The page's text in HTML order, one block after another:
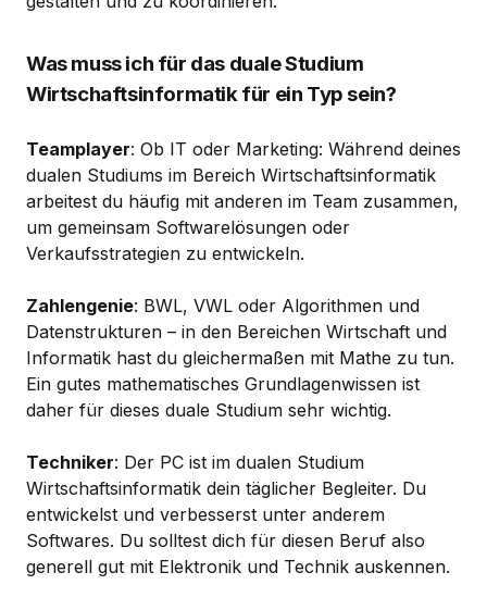
Was muss ich für das duale Studium
Wirtschaftsinformatik für ein Typ sein?
Teamplayer: Ob IT oder Marketing: Während deines
dualen Studiums im Bereich Wirtschaftsinformatik
arbeitest du häufig mit anderen im Team zusammen,
um gemeinsam Softwarelösungen oder
Verkaufsstrategien zu entwickeln.
Zahlengenie: BWL, VWL oder Algorithmen und
Datenstrukturen – in den Bereichen Wirtschaft und
Informatik hast du gleichermaßen mit Mathe zu tun.
Ein gutes mathematisches Grundlagenwissen ist
daher für dieses duale Studium sehr wichtig.
Techniker: Der PC ist im dualen Studium
Wirtschaftsinformatik dein täglicher Begleiter. Du
entwickelst und verbesserst unter anderem
Softwares. Du solltest dich für diesen Beruf also
generell gut mit Elektronik und Technik auskennen.